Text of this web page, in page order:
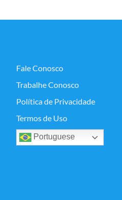
Fale Conosco
Trabalhe Conosco
Política de Privacidade
Termos de Uso
Portuguese